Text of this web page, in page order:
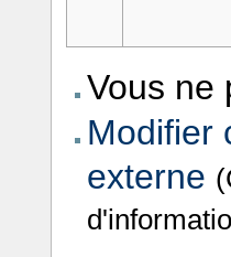
Vous ne
Modifier
externe